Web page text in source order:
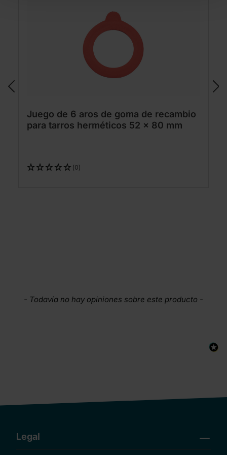
Juego de 6 aros de goma de recambio
para tarros herméticos 52 x 80 mm
(0)
- Todavía no hay opiniones sobre este producto -
New content loaded
Legal